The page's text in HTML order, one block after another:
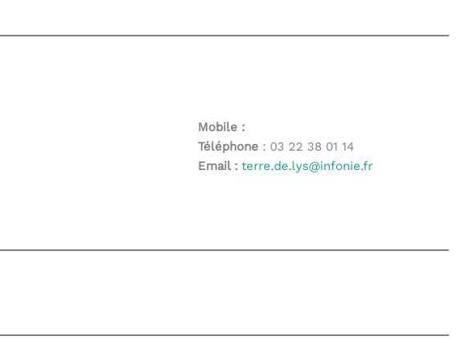
Mobile :
Téléphone : 03 22 38 01 14
Email : terre.de.lys@infonie.fr